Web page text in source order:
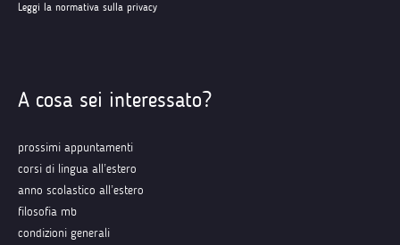
Leggi la normativa sulla privacy
A cosa sei interessato?
prossimi appuntamenti
corsi di lingua all’estero
anno scolastico all’estero
filosofia mb
condizioni generali